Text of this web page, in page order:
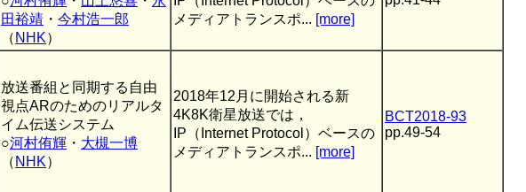
田裕靖 ・ 今村浩一郎
（ NHK）
メディアトランスポ... [more]
放送番組と同期する自由
視点ARのためのリアルタ
イム伝送システム
○河村侑輝 ・ 大槻一博
（ NHK）
2018年12月に開始される新
4K8K衛星放送では，
IP（Internet Protocol）ベースの
メディアトランスポ... [more]
BCT2018-93
pp.49-54